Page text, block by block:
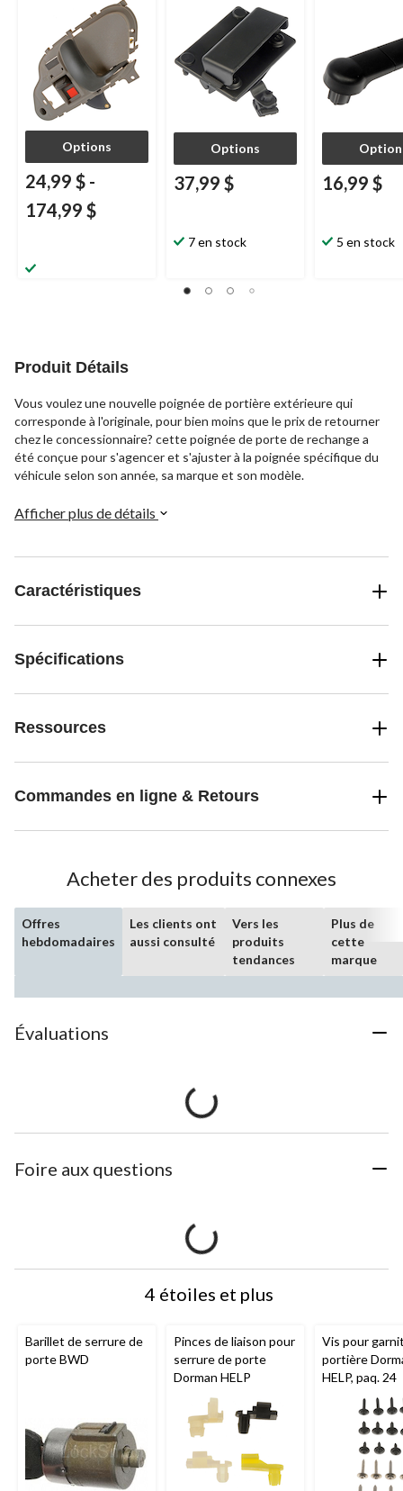
Options
24,99 $ -
174,99 $
Options
37,99 $
7 en stock
16,99 $
5 en stock
Produit Détails
Vous voulez une nouvelle poignée de portière extérieure qui
corresponde à l'originale, pour bien moins que le prix de retourner
chez le concessionnaire? cette poignée de porte de rechange a
été conçue pour s'agencer et s'ajuster à la poignée spécifique du
véhicule selon son année, sa marque et son modèle.
Afficher plus de détails
Caractéristiques
Spécifications
Ressources
Commandes en ligne & Retours
Acheter des produits connexes
Offres
hebdomadaires
Les clients ont
aussi consulté
Vers les
produits
tendances
Plus de
cette
marque
Évaluations
Foire aux questions
4 étoiles et plus
Barillet de serrure de
porte BWD
Pinces de liaison pour
serrure de porte
Dorman HELP
Vis pour
portière
HELP, paq. 24